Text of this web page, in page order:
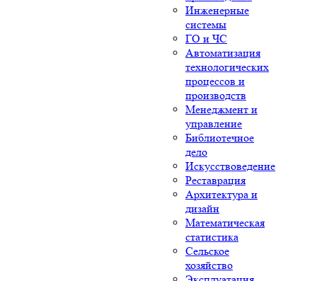
Инженерные
системы
ГО и ЧС
Автоматизация
технологических
процессов и
производств
Менеджмент и
управление
Библиотечное
дело
Искусствоведение
Реставрация
Архитектура и
дизайн
Математическая
статистика
Сельское
хозяйство